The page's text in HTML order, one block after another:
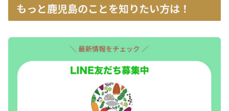
もっと鹿児島のことを知りたい方は！